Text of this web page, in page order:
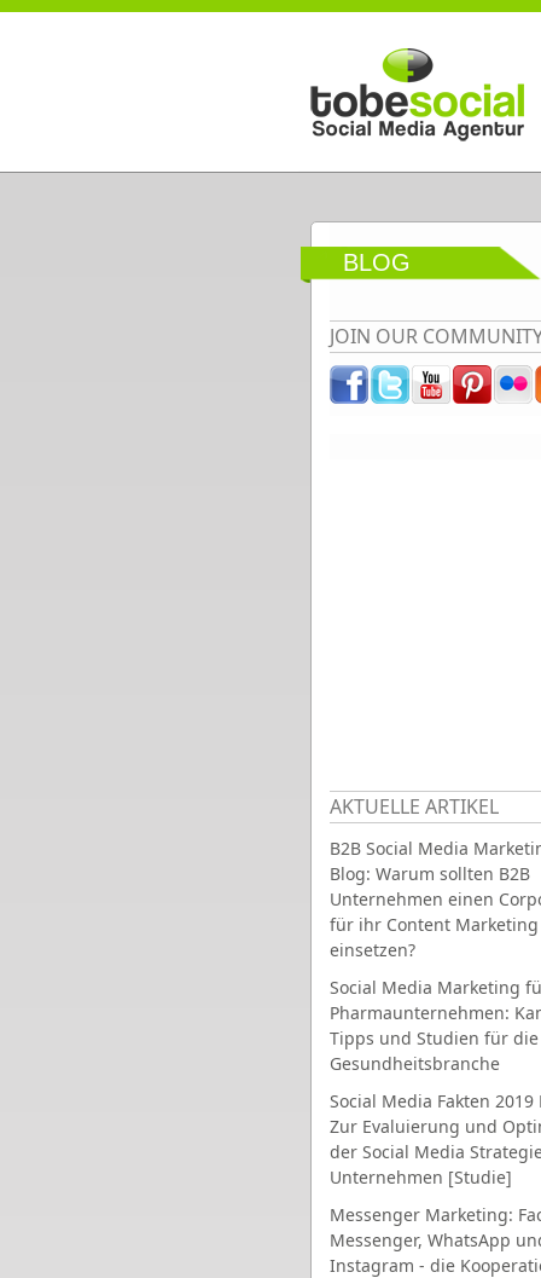
Direkt zum Inhalt
BLOG
JOIN OUR
AKTUELLE ARTIKEL
B2B Social Media
Blog: Warum sollten B2B
Unternehmen einen
für ihr Content Marketing
einsetzen?
Social Media Marketing
Pharmaunternehmen:
Tipps und Studien für die
Gesundheitsbranche
Social Media Fakten 2019
Zur Evaluierung und
der Social Media
Unternehmen [Studie]
Messenger Marketing:
Messenger, WhatsApp
Instagram - die